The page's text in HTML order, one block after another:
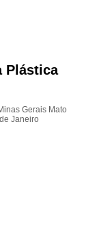
Plástica
Gerais Mato
Janeiro